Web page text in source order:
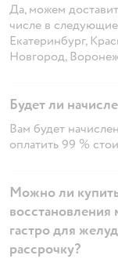
Да, можем
числе в
Екатеринбург,
Новгород,
Будет ли
Вам будет
оплатить 99 %
Можно ли
гастро для
рассрочку?